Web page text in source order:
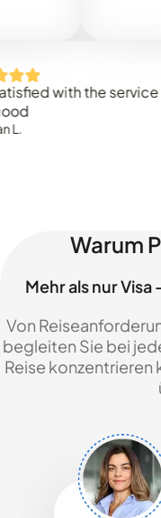
with the service
Warum
Mehr als nur
Von
begleiten Sie bei
Reise konzentrieren